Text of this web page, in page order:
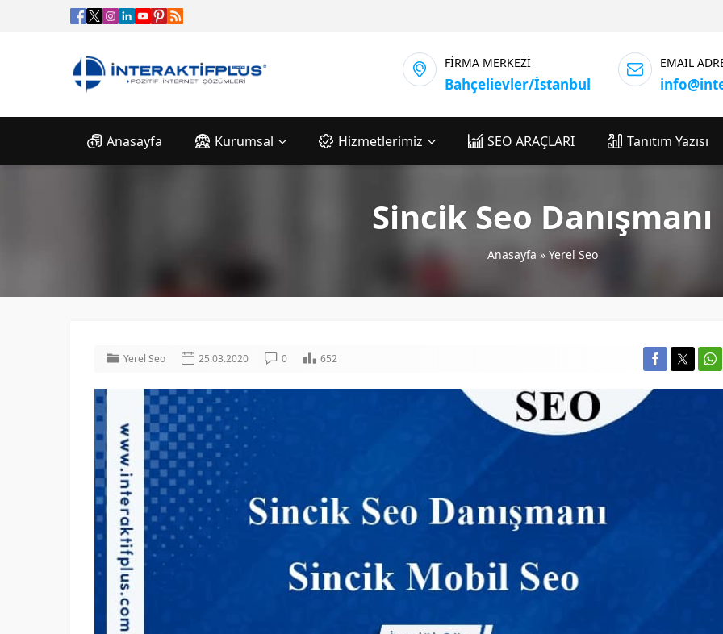
FİRMA MERKEZİ
Bahçelievler/İstanbul
EMAIL
Anasayfa Kurumsal Hizmetlerimiz SEO ARAÇLARI Tanıtım Yazısı
Sincik Seo Danışmanı
Anasayfa » Yerel Seo
Yerel Seo 25.03.2020 0 652